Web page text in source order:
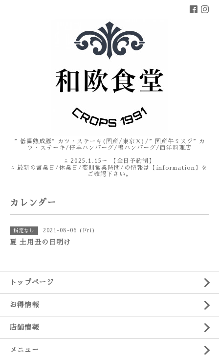
”低温熟成豚”カツ・ステーキ(国産/東京X)/”国産牛ミスジ”カ
ツ・ステーキ/仔羊ハンバーグ/鴨ハンバーグ/西洋料理店
⁂ 2025.1.15～ 【全日予約制】
⁂ 最新の営業日/休業日/変則営業時間/の情報は【information】を
ご確認下さい。
カレンダー
指定なし 2021-08-06 (Fri)
夏 土用丑の日明け
トップページ
お得情報
店舗情報
メニュー